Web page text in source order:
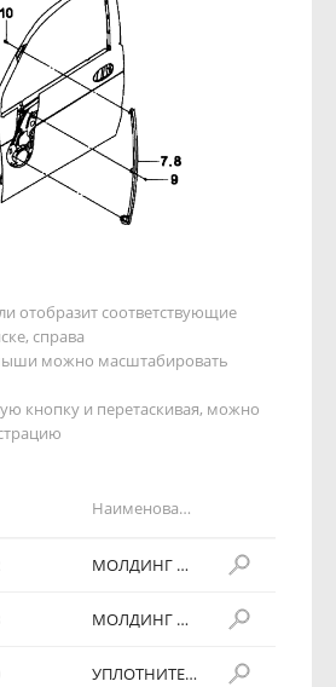
Наименование детали
МОЛДИНГ ПЕРЕДНЕЙ ДВЕРИ
МОЛДИНГ ПЕРЕДНЕЙ ДВЕРИ
УПЛОТНИТЕЛЬ ПЕРЕДНЕЙ ДВЕРИ
отобразит соответствующие
справа
можно масштабировать
кнопку и перетаскивая, можно